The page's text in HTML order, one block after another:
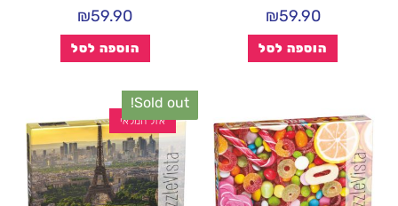
₪59.90
הוספה לסל
₪59.90
הוספה לסל
Sold out!
אזל המלאי